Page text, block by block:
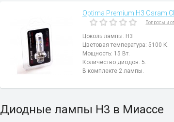
Optima Premium H3 Osram
Вопросы и
Цоколь лампы: H3
Цветовая температура: 5100 К.
Мощность: 15 Вт.
Количество диодов: 5.
В комплекте 2 лампы.
Диодные лампы H3 в Миассе